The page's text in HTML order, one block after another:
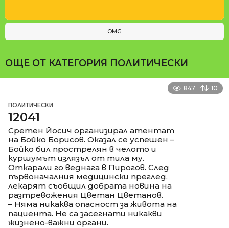
OMG
ОЩЕ ОТ КАТЕГОРИЯ ПОЛИТИЧЕСКИ
847 10
ПОЛИТИЧЕСКИ
12041
Сретен Йосич организирал атентат
на Бойко Борисов. Оказал се успешен –
Бойко бил прострелян в челото и
куршумът излязъл от тила му.
Откарали го веднага в Пирогов. След
първоначалния медицински преглед,
лекарят съобщил добрата новина на
разтревожения Цветан Цветанов.
– Няма никаква опасност за живота на
пациента. Не са засегнати никакви
жизнено-важни органи.